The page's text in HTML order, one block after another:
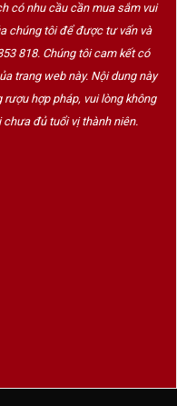
có nhu cầu cần mua sắm vui
chúng tôi để được tư vấn và
818. Chúng tôi cam kết có
trang web này. Nội dung này
hợp pháp, vui lòng không
đủ tuổi vị thành niên.